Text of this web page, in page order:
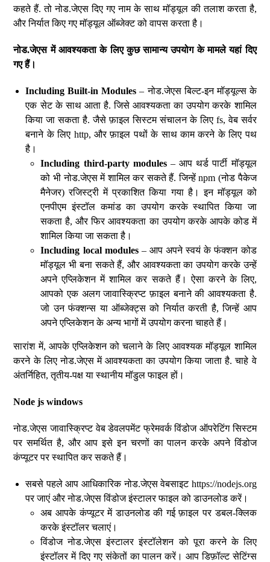
कहते हैं. तो नोड.जेएस दिए गए नाम के साथ मॉड्यूल की तलाश करता है,
और निर्यात किए गए मॉड्यूल ऑब्जेक्ट को वापस करता है।
नोड.जेएस में आवश्यकता के लिए कुछ सामान्य उपयोग के मामले यहां दिए
गए हैं।
Including Built-in Modules – नोड.जेएस बिल्ट-इन मॉड्यूल्स के
एक सेट के साथ आता है. जिसे आवश्यकता का उपयोग करके शामिल
किया जा सकता है. जैसे फ़ाइल सिस्टम संचालन के लिए fs, वेब सर्वर
बनाने के लिए http, और फ़ाइल पथों के साथ काम करने के लिए पथ
है।
Including third-party modules– आप थर्ड पार्टी मॉड्यूल
को भी नोड.जेएस में शामिल कर सकते हैं. जिन्हें npm (नोड पैकेज
मैनेजर) रजिस्ट्री में प्रकाशित किया गया है। इन मॉड्यूल को
एनपीएम इंस्टॉल कमांड का उपयोग करके स्थापित किया जा
सकता है, और फिर आवश्यकता का उपयोग करके आपके कोड में
शामिल किया जा सकता है।
Including local modules– आप अपने स्वयं के फंक्शन कोड
मॉड्यूल भी बना सकते हैं, और आवश्यकता का उपयोग करके उन्हें
अपने एप्लिकेशन में शामिल कर सकते हैं। ऐसा करने के लिए,
आपको एक अलग जावास्क्रिप्ट फ़ाइल बनाने की आवश्यकता है.
जो उन फंक्शन्स या ऑब्जेक्ट्स को निर्यात करती है, जिन्हें आप
अपने एप्लिकेशन के अन्य भागों में उपयोग करना चाहते हैं।
सारांश में, आपके एप्लिकेशन को चलाने के लिए आवश्यक मॉड्यूल शामिल
करने के लिए नोड.जेएस में आवश्यकता का उपयोग किया जाता है. चाहे वे
अंतर्निहित, तृतीय-पक्ष या स्थानीय मॉडुल फाइल हों।
Node js windows
नोड.जेएस जावास्क्रिप्ट वेब डेवलपमेंट फ्रेमवर्क विंडोज ऑपरेटिंग सिस्टम
पर समर्थित है, और आप इसे इन चरणों का पालन करके अपने विंडोज
कंप्यूटर पर स्थापित कर सकते हैं।
सबसे पहले आप आधिकारिक नोड.जेएस वेबसाइट https://nodejs.org
पर जाएं और नोड.जेएस विंडोज इंस्टालर फाइल को डाउनलोड करें।
अब आपके कंप्यूटर में डाउनलोड की गई फ़ाइल पर डबल-क्लिक
करके इंस्टॉलर चलाएं।
विंडोज नोड.जेएस इंस्टालर इंस्टॉलेशन को पूरा करने के लिए
इंस्टॉलर में दिए गए संकेतों का पालन करें। आप डिफ़ॉल्ट सेटिंग्स